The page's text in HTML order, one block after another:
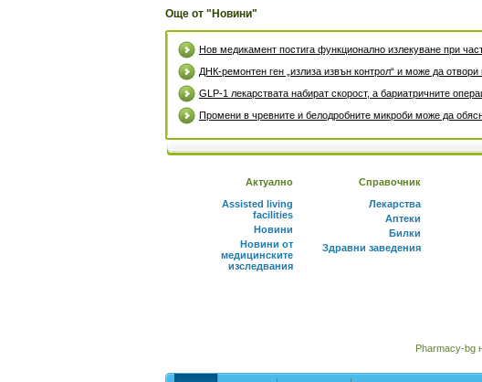
Още от "Новини"
Нов медикамент постига функционално излекуване при
ДНК-ремонтен ген „излиза извън контрол“ и може да
GLP-1 лекарствата набират скорост, а бариатричните
Промени в чревните и белодробните микроби може да
Актуално
Assisted living
facilities
Новини
Новини от
медицинските
изследвания
Справочник
Лекарства
Аптеки
Билки
Здравни заведения
Pharmacy-bg